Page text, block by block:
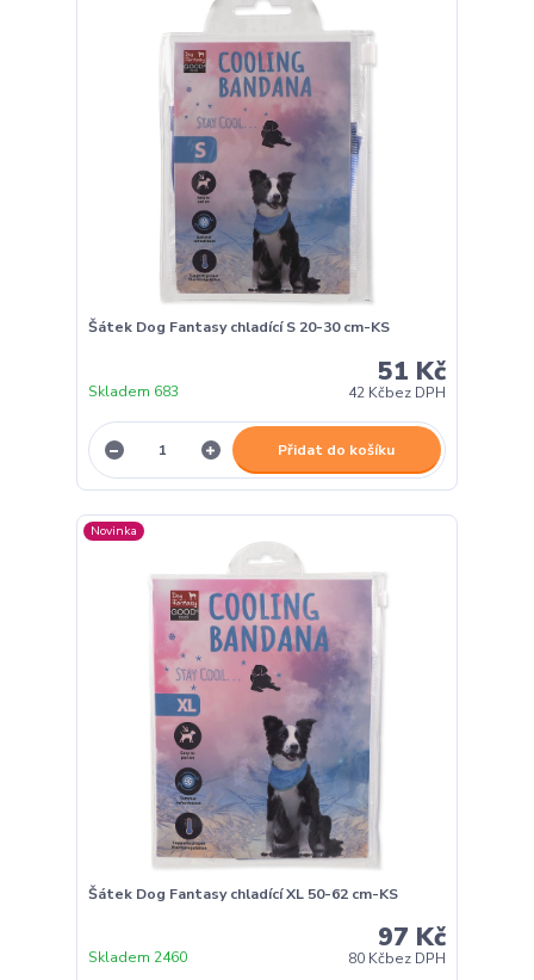
Šátek Dog Fantasy chladící S 20-30 cm-KS
51 Kč
42 Kčbez DPH
Skladem 683
Přidat do košíku
Novinka
Šátek Dog Fantasy chladící XL 50-62 cm-KS
97 Kč
80 Kčbez DPH
Skladem 2460